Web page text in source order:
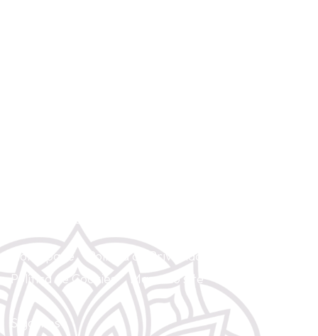
Homepage
Política de Privacidade
Política de Cookies
Mapa do site
Siga-nos